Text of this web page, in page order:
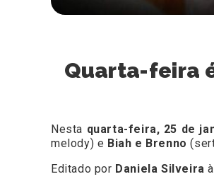
Quarta-feira
Nesta quarta-feira, 25 de
melody) e Biah e Brenno
Editado por Daniela Silveira